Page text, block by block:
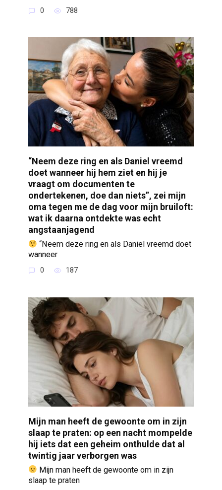
0 788
“Neem deze ring en als Daniel vreemd
doet wanneer hij hem ziet en hij je
vraagt om documenten te
ondertekenen, doe dan niets”, zei mijn
oma tegen me de dag voor mijn bruiloft:
wat ik daarna ontdekte was echt
angstaanjagend
“Neem deze ring en als Daniel vreemd doet
wanneer
0 187
Mijn man heeft de gewoonte om in zijn
slaap te praten: op een nacht mompelde
hij iets dat een geheim onthulde dat al
twintig jaar verborgen was
Mijn man heeft de gewoonte om in zijn
slaap te praten